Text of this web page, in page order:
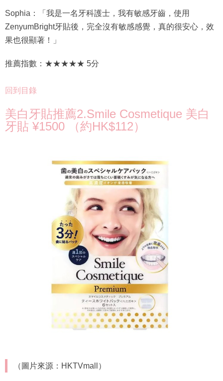
Sophia：「我是一名牙科護士，我有敏感牙齒，使用
ZenyumBright牙貼後，完全沒有敏感感覺，真的很安心，效
果也很顯著！」
推薦指數：★★★★★ 5分
回到目錄
美白牙貼推薦2.Smile Cosmetique 美白
牙貼 ¥1500 （約HK$112）
（圖片來源：HKTVmall）